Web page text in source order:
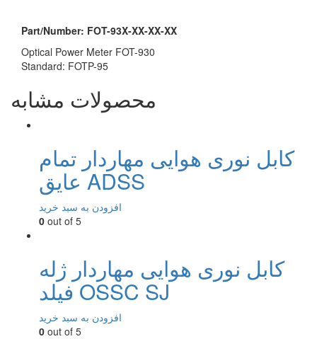
Part/Number: FOT-93X-XX-XX-XX
Optical Power Meter FOT-930
Standard: FOTP-95
محصولات مشابه
کابل نوری هوایی مهاردار تمام
عایق ADSS
افزودن به سبد خرید
0 out of 5
کابل نوری هوایی مهاردار ژله
فیلد OSSC SJ
افزودن به سبد خرید
0 out of 5